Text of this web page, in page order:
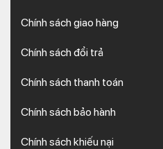
Chính sách giao hàng
Chính sách đổi trả
Chính sách thanh toán
Chính sách bảo hành
Chính sách khiếu nại